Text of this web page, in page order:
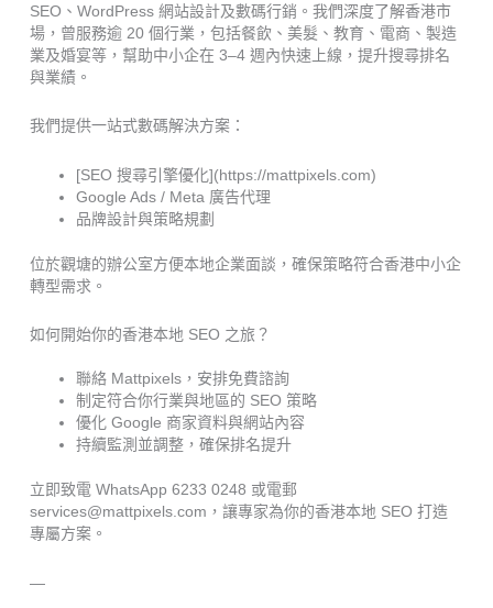
SEO、WordPress 網站設計及數碼行銷。我們深度了解香港市
場，曾服務逾 20 個行業，包括餐飲、美髮、教育、電商、製造
業及婚宴等，幫助中小企在 3–4 週內快速上線，提升搜尋排名
與業績。
我們提供一站式數碼解決方案：
[SEO 搜尋引擎優化](https://mattpixels.com)
Google Ads / Meta 廣告代理
品牌設計與策略規劃
位於觀塘的辦公室方便本地企業面談，確保策略符合香港中小企
轉型需求。
如何開始你的香港本地 SEO 之旅？
聯絡 Mattpixels，安排免費諮詢
制定符合你行業與地區的 SEO 策略
優化 Google 商家資料與網站內容
持續監測並調整，確保排名提升
立即致電 WhatsApp 6233 0248 或電郵
services@mattpixels.com，讓專家為你的香港本地 SEO 打造
專屬方案。
—